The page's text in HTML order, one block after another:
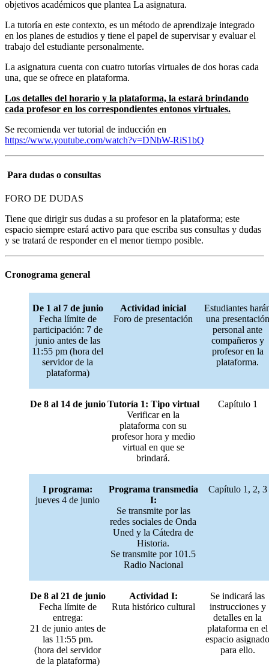
objetivos académicos que plantea La asignatura.
La tutoría en este contexto, es un método de aprendizaje integrado
en los planes de estudios y tiene el papel de supervisar y evaluar el
trabajo del estudiante personalmente.
La asignatura cuenta con cuatro tutorías virtuales de dos horas cada
una, que se ofrece en plataforma.
Los detalles del horario y la plataforma, la estará brindando
cada profesor en los correspondientes entonos virtuales.
Se recomienda ver tutorial de inducción en
https://www.youtube.com/watch?v=DNbW-RiS1bQ
Para dudas o consultas
FORO DE DUDAS
Tiene que dirigir sus dudas a su profesor en la plataforma; este
espacio siempre estará activo para que escriba sus consultas y dudas
y se tratará de responder en el menor tiempo posible.
Cronograma general
De 1 al 7 de junio
Fecha límite de
participación: 7 de
junio antes de las
11:55 pm (hora del
servidor de la
plataforma)
Actividad inicial
Foro de presentación
Estudiantes
una presentación
personal ante
compañeros y
profesor en la
plataforma.
De 8 al 14 de junio Tutoría 1: Tipo virtual
Verificar en la
plataforma con su
profesor hora y medio
virtual en que se
brindará.
Capítulo 1
I programa:
jueves 4 de junio
Programa transmedia
I:
Se transmite por las
redes sociales de Onda
Uned y la Cátedra de
Historia.
Se transmite por 101.5
Radio Nacional
Capítulo 1, 2, 3
De 8 al 21 de junio
Fecha límite de
entrega:
21 de junio antes de
las 11:55 pm.
(hora del servidor
de la plataforma)
Actividad I:
Ruta histórico cultural
Se indicará las
instrucciones y
detalles en la
plataforma en el
espacio asignado
para ello.